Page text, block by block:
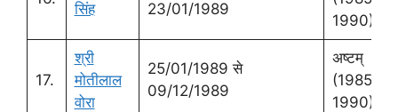
सिंह
23/01/1989
1990)
17.
श्री
मोतीलाल
वोरा
25/01/1989 से
09/12/1989
अष्‍टम्
(1985-
1990)